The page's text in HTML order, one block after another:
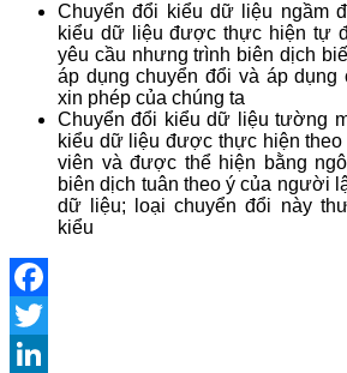
Chuyển đổi kiểu dữ liệu ngầm
kiểu dữ liệu được thực hiện tự
yêu cầu nhưng trình biên dịch
áp dụng chuyển đổi và áp dụng
xin phép của chúng ta
Chuyển đổi kiểu dữ liệu tường
kiểu dữ liệu được thực hiện theo
viên và được thể hiện bằng
biên dịch tuân theo ý của người
dữ liệu; loại chuyển đổi này
kiểu
Facebook
Twitter